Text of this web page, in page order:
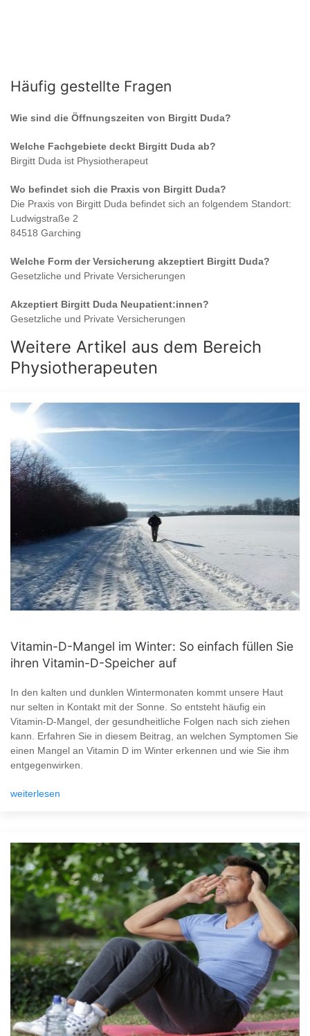
Häufig gestellte Fragen
Wie sind die Öffnungszeiten von Birgitt Duda?
Welche Fachgebiete deckt Birgitt Duda ab?
Birgitt Duda ist Physiotherapeut
Wo befindet sich die Praxis von Birgitt Duda?
Die Praxis von Birgitt Duda befindet sich an folgendem Standort:
Ludwigstraße 2
84518 Garching
Welche Form der Versicherung akzeptiert Birgitt Duda?
Gesetzliche und Private Versicherungen
Akzeptiert Birgitt Duda Neupatient:innen?
Gesetzliche und Private Versicherungen
Weitere Artikel aus dem Bereich
Physiotherapeuten
Vitamin-D-Mangel im Winter: So einfach füllen Sie
ihren Vitamin-D-Speicher auf
In den kalten und dunklen Wintermonaten kommt unsere Haut
nur selten in Kontakt mit der Sonne. So entsteht häufig ein
Vitamin-D-Mangel, der gesundheitliche Folgen nach sich ziehen
kann. Erfahren Sie in diesem Beitrag, an welchen Symptomen Sie
einen Mangel an Vitamin D im Winter erkennen und wie Sie ihm
entgegenwirken.
weiterlesen